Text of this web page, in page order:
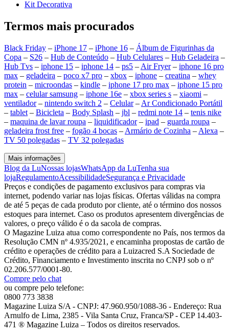
Kit Decorativa
Termos mais procurados
Black Friday – iPhone 17 – iPhone 16 – Álbum de Figurinhas da
Copa – S26 – Hub de Conteúdo – Hub Celulares – Hub Geladeira –
Hub Tvs – iphone 15 – iphone 14 – ps5 – Air Fryer– iphone 16 pro
max – geladeira – poco x7 pro – xbox – iphone – creatina – whey
protein – microondas – kindle – iphone 17 pro max – iphone 15 pro
max – celular samsung – iphone 16e – xbox series s – xiaomi –
ventilador– nintendo switch 2 – Celular– Ar Condicionado Portátil
– tablet – Bicicleta – Body Splash – jbl – redmi note 14 – tenis nike
– maquina de lavar roupa – liquidificador– ipad – guarda roupa –
geladeira frost free – fogão 4 bocas – Armário de Cozinha – Alexa –
TV 50 polegadas – TV 32 polegadas
Mais informações
Blog da LuNossas lojasWhatsApp da LuTenha sua
lojaRegulamentoAcessibilidadeSegurança e Privacidade
Preços e condições de pagamento exclusivos para compras via
internet, podendo variar nas lojas físicas. Ofertas válidas na compra
de até 5 peças de cada produto por cliente, até o término dos nossos
estoques para internet. Caso os produtos apresentem divergências de
valores, o preço válido é o da sacola de compras.
O Magazine Luiza atua como correspondente no País, nos termos da
Resolução CMN nº 4.935/2021, e encaminha propostas de cartão de
crédito e operações de crédito para a Luizacred S.A Sociedade de
Crédito, Financiamento e Investimento inscrita no CNPJ sob o nº
02.206.577/0001-80.
Compre pelo chat
ou compre pelo telefone:
0800 773 3838
Magazine Luiza S/A - CNPJ: 47.960.950/1088-36 - Endereço: Rua
Arnulfo de Lima, 2385 - Vila Santa Cruz, Franca/SP - CEP 14.403-
471 ® Magazine Luiza – Todos os direitos reservados.